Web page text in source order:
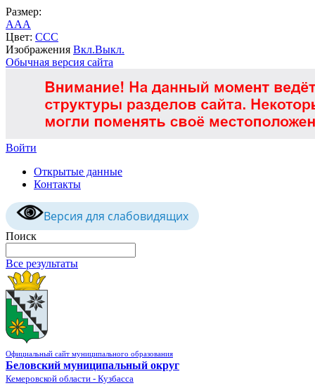
Размер:
AAA
Цвет: CCC
Изображения Вкл.Выкл.
Обычная версия сайта
Войти
Открытые данные
Контакты
Версия для слабовидящих
Поиск
Все результаты
Официальный сайт муниципального образования
Беловский муниципальный округ
Кемеровской области - Кузбасса